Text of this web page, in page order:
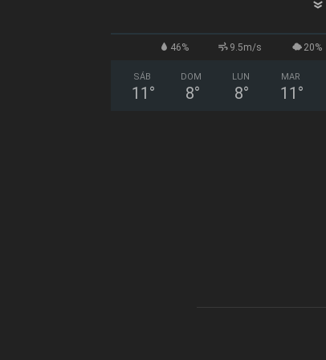
46% 9.5m/s 20%
SÁB
11 °
DOM
8°
LUN
8°
MAR
11 °